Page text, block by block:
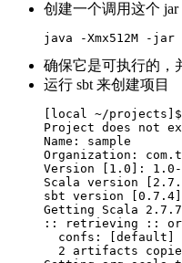
创建一个调用这个 jar
确保它是可执行的，
运行 sbt 来创建项目
[local ~/
Project does not
Name: sample
Organization:
Version [1.0]: 1.0-
Scala version
sbt version
Getting Scala
:: retrieving ::
  confs: [default]
2 artifacts